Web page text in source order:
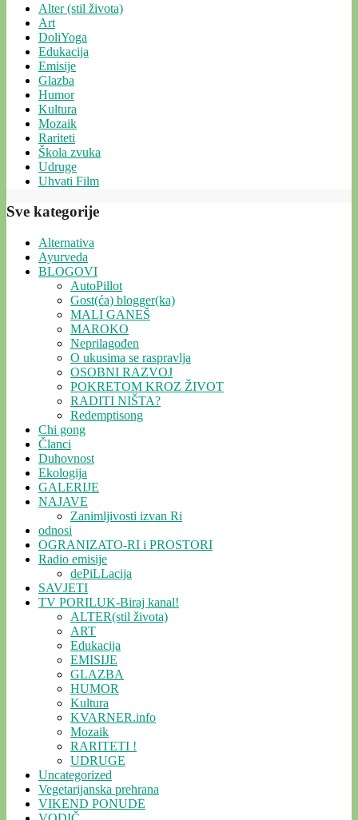
Alter (stil života)
Art
DoliYoga
Edukacija
Emisije
Glazba
Humor
Kultura
Mozaik
Rariteti
Škola zvuka
Udruge
Uhvati Film
Sve kategorije
Alternativa
Ayurveda
BLOGOVI
AutoPillot
Gost(ća) blogger(ka)
MALI GANEŠ
MAROKO
Neprilagođen
O ukusima se raspravlja
OSOBNI RAZVOJ
POKRETOM KROZ ŽIVOT
RADITI NIŠTA?
Redemptisong
Chi gong
Članci
Duhovnost
Ekologija
GALERIJE
NAJAVE
Zanimljivosti izvan Ri
odnosi
OGRANIZATO-RI i PROSTORI
Radio emisije
dePiLLacija
SAVJETI
TV PORILUK-Biraj kanal!
ALTER(stil života)
ART
Edukacija
EMISIJE
GLAZBA
HUMOR
Kultura
KVARNER.info
Mozaik
RARITETI !
UDRUGE
Uncategorized
Vegetarijanska prehrana
VIKEND PONUDE